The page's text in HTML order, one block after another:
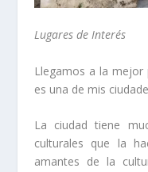
Lugares de Interés
Llegamos a la
es una de mis
La ciudad tiene
culturales que la
amantes de la